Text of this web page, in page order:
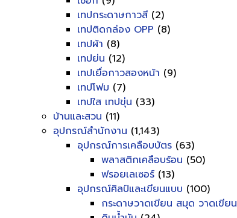
เทปกระดาษกาวสี (2)
เทปติดกล่อง OPP (8)
เทปผ้า (8)
เทปย่น (12)
เทปเยื่อกาวสองหน้า (9)
เทปโฟม (7)
เทปใส เทปขุ่น (33)
บ้านและสวน (11)
อุปกรณ์สำนักงาน (1,143)
อุปกรณ์การเคลือบบัตร (63)
พลาสติกเคลือบร้อน (50)
ฟรอยเลเซอร์ (13)
อุปกรณ์ศิลป์และเขียนแบบ (100)
กระดาษวาดเขียน สมุด วาดเขียน